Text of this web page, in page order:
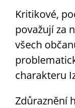
Kritikové,
považují za
všech
charakteru
Zdůraznění